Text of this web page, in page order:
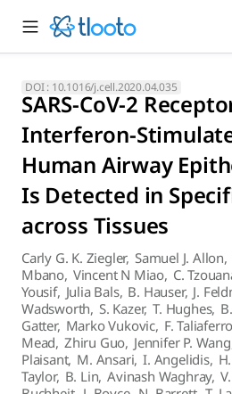
SARS-CoV-2
The data suggest that SARS-CoV-
DOI : 10.1016/j.cell.2020.04.035
SARS-CoV-2
Interferon-
Human Airway
Is Detected in
across Tissues
Carly G. K. Ziegler, Samuel J. Allon,
Mbano, Vincent N Miao, C.
Yousif, Julia Bals, B. Hauser, J.
Wadsworth, S. Kazer, T. Hughes,
Gatter, Marko Vukovic, F. Taliaferro
Mead, Zhiru Guo, Jennifer P. Wang
Plaisant, M. Ansari, I. Angelidis,
Taylor, B. Lin, Avinash Waghray,